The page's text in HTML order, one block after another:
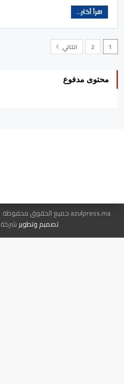
اقرأ أكثر...
1
2 التالي
محتوى مدفوع
azulpress.ma جميع الحقوق محفوظة
تصميم وتطويرشركة